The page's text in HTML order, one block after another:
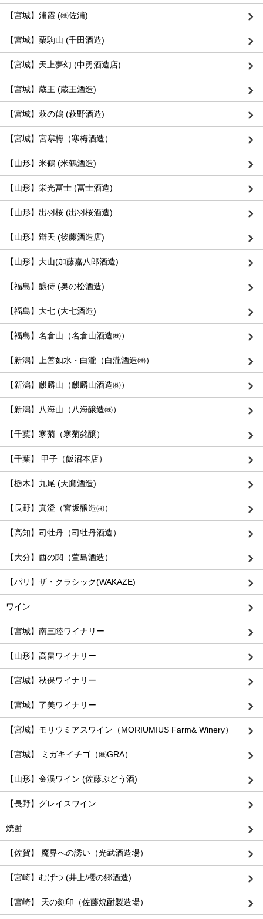
【宮城】浦霞 (㈱佐浦)
【宮城】栗駒山 (千田酒造)
【宮城】天上夢幻 (中勇酒造店)
【宮城】蔵王 (蔵王酒造)
【宮城】萩の鶴 (萩野酒造)
【宮城】宮寒梅（寒梅酒造）
【山形】米鶴 (米鶴酒造)
【山形】栄光冨士 (冨士酒造)
【山形】出羽桜 (出羽桜酒造)
【山形】辯天 (後藤酒造店)
【山形】大山(加藤嘉八郎酒造)
【福島】醸侍 (奥の松酒造)
【福島】大七 (大七酒造)
【福島】名倉山（名倉山酒造㈱）
【新潟】上善如水・白瀧（白瀧酒造㈱）
【新潟】麒麟山（麒麟山酒造㈱）
【新潟】八海山（八海醸造㈱）
【千葉】寒菊（寒菊銘醸）
【千葉】 甲子（飯沼本店）
【栃木】九尾 (天鷹酒造)
【長野】真澄（宮坂醸造㈱）
【高知】司牡丹（司牡丹酒造）
【大分】西の関（萱島酒造）
【パリ】ザ・クラシック(WAKAZE)
ワイン
【宮城】南三陸ワイナリー
【山形】高畠ワイナリー
【宮城】秋保ワイナリー
【宮城】了美ワイナリー
【宮城】モリウミアスワイン（MORIUMIUS Farm& Winery）
【宮城】 ミガキイチゴ（㈱GRA）
【山形】金渓ワイン (佐藤ぶどう酒)
【長野】グレイスワイン
焼酎
【佐賀】 魔界への誘い（光武酒造場）
【宮崎】むげつ (井上/櫻の郷酒造)
【宮崎】 天の刻印（佐藤焼酎製造場）